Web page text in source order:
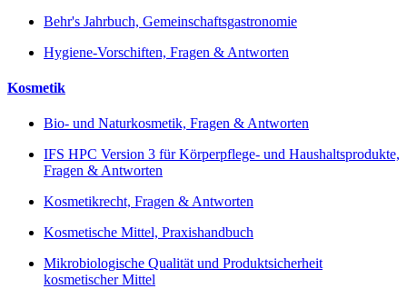
Behr's Jahrbuch, Gemeinschaftsgastronomie
Hygiene-Vorschiften, Fragen & Antworten
Kosmetik
Bio- und Naturkosmetik, Fragen & Antworten
IFS HPC Version 3 für Körperpflege- und Haushaltsprodukte,
Fragen & Antworten
Kosmetikrecht, Fragen & Antworten
Kosmetische Mittel, Praxishandbuch
Mikrobiologische Qualität und Produktsicherheit
kosmetischer Mittel